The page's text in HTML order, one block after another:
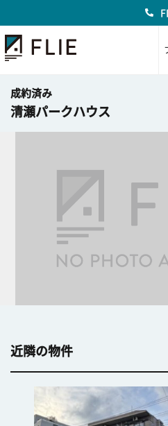
成約済み
清瀬パークハウス
近隣の物件